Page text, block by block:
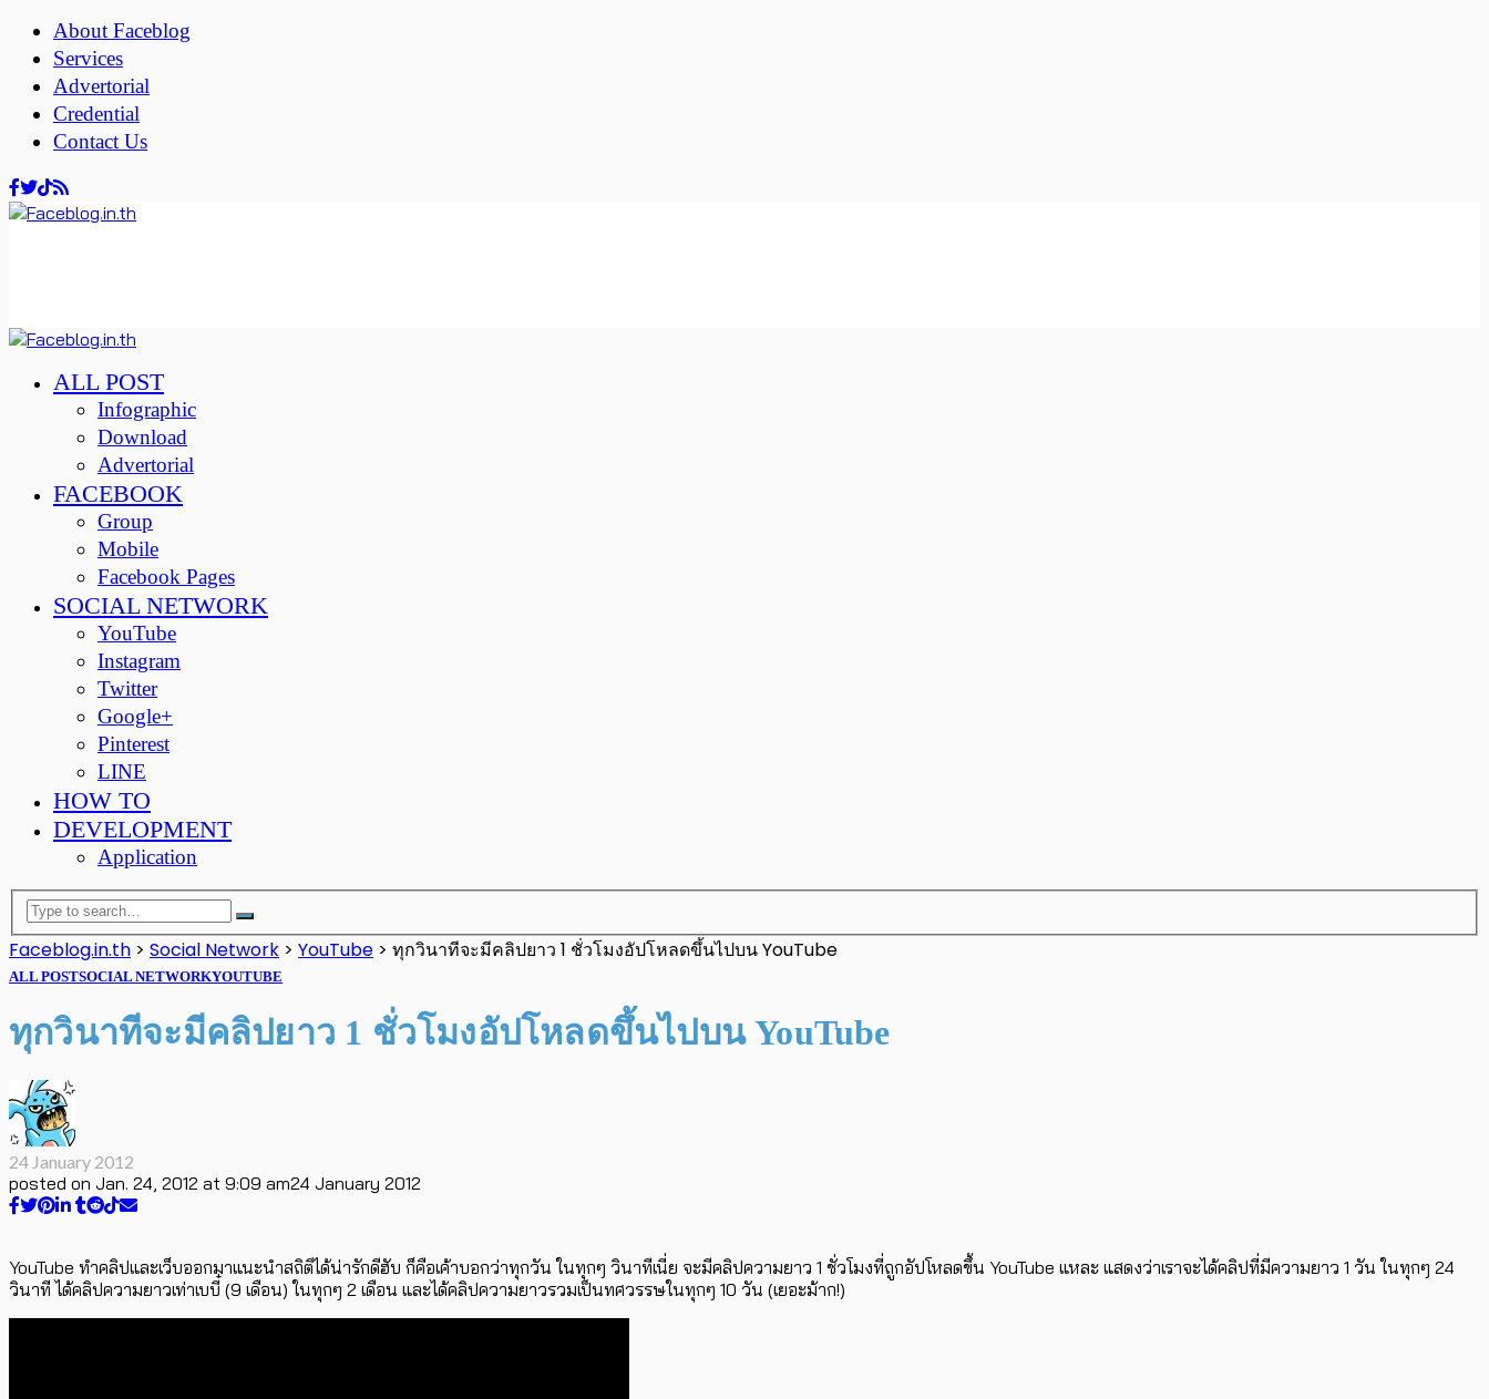
About Faceblog
Services
Advertorial
Credential
Contact Us
ALL POST
Infographic
Download
Advertorial
FACEBOOK
Group
Mobile
Facebook Pages
SOCIAL NETWORK
YouTube
Instagram
Twitter
Google+
Pinterest
LINE
HOW TO
DEVELOPMENT
Application
Faceblog.in.th > Social Network > YouTube > ทุกวินาทีจะมีคลิปยาว 1 ชั่วโมงอัปโหลดขึ้นไปบน YouTube
ALL POSTSOCIAL NETWORKYOUTUBE
ทุกวินาทีจะมีคลิปยาว 1 ชั่วโมงอัปโหลดขึ้นไปบน YouTube
24 January 2012
posted on Jan. 24, 2012 at 9:09 am24 January 2012
YouTube ทำคลิปและเว็บออกมาแนะนำสถิติได้น่ารักดีฮับ ก็คือเค้าบอกว่าทุกวัน ในทุกๆ วินาทีเนี่ย จะมีคลิปความยาว 1 ชั่วโมงที่ถูกอัปโหลดขึ้น YouTube แหละ แสดงว่าเราจะได้คลิปที่มีความยาว 1 วัน ในทุกๆ 24
วินาที ได้คลิปความยาวเท่าเบบี๋ (9 เดือน) ในทุกๆ 2 เดือน และได้คลิปความยาวรวมเป็นทศวรรษในทุกๆ 10 วัน (เยอะม้าก!)